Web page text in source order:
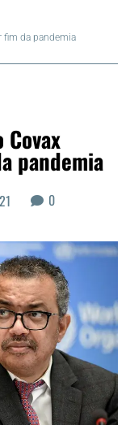
fim da pandemia
Covax
pandemia
0